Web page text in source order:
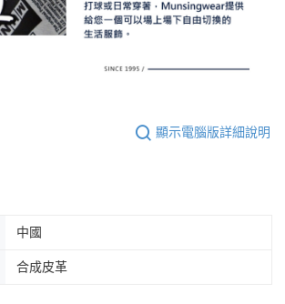
顯示電腦版詳細說明
中國
合成皮革